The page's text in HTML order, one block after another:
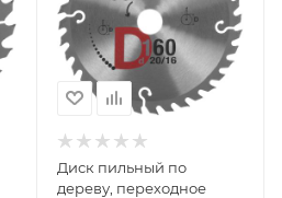
Диск пильный по
дереву, переходное